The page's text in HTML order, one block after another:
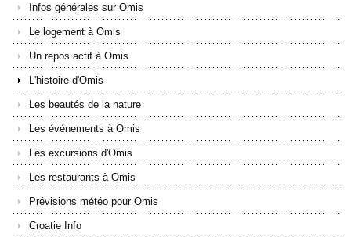
Infos générales sur Omis
Le logement à Omis
Un repos actif à Omis
L'histoire d'Omis
Les beautés de la nature
Les événements à Omis
Les excursions d'Omis
Les restaurants à Omis
Prévisions météo pour Omis
Croatie Info